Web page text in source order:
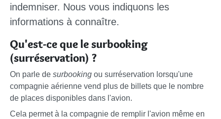
indemniser. Nous vous indiquons les
informations à connaître.
Qu'est-ce que le surbooking
(surréservation) ?
On parle de surbooking ou surréservation lorsqu'une
compagnie aérienne vend plus de billets que le nombre
de places disponibles dans l'avion.
Cela permet à la compagnie de remplir l'avion même en